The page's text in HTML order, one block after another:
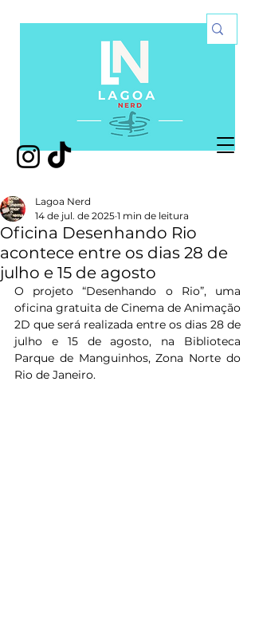
Oficina Desenhando Rio
acontece entre os dias 28 de
julho e 15 de agosto
Lagoa Nerd
14 de jul. de 2025 1 min de leitura
O projeto “Desenhando o Rio”, uma
oficina gratuita de Cinema de Animação
2D que será realizada entre os dias 28 de
julho e 15 de agosto, na Biblioteca
Parque de Manguinhos, Zona Norte do
Rio de Janeiro.